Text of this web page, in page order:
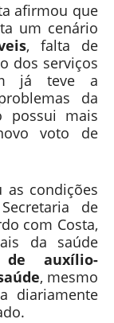
afirmou que
um cenário
, falta de
dos serviços
já teve a
da
possui mais
voto de
as condições
de
com Costa,
da saúde
auxílio-
, mesmo
diariamente